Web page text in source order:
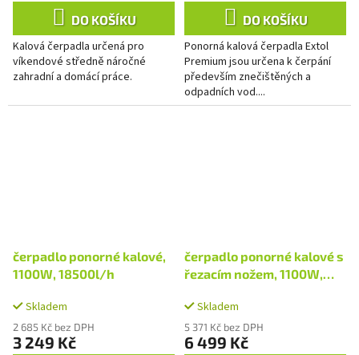
DO KOŠÍKU
Kalová čerpadla určená pro
víkendové středně náročné
zahradní a domácí práce.
DO KOŠÍKU
Ponorná kalová čerpadla Extol
Premium jsou určena k čerpání
především znečištěných a
odpadních vod....
čerpadlo ponorné kalové,
1100W, 18500l/h
Skladem
2 685 Kč bez DPH
3 249 Kč
čerpadlo ponorné kalové s
řezacím nožem, 1100W,
Skladem
5 371 Kč bez DPH
6 499 Kč